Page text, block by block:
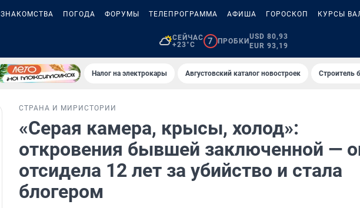
ЗНАКОМСТВА ПОГОДА ФОРУМЫ ТЕЛЕПРОГРАММА АФИША ГОРОСКОП КУРСЫ
СЕЙЧАС
+23°C
7 ПРОБКИ
USD 80,93
EUR 93,19
Налог на электрокары Августовский каталог новостроек Строитель
СТРАНА И МИР ИСТОРИИ
«Серая камера, крысы, холод»:
откровения бывшей заключенной —
отсидела 12 лет за убийство и стала
блогером